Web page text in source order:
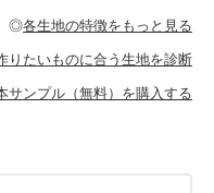
スなどの暮らしのアイテム
ムス
ーチ・ペンケースなどの布
◎各生地の特徴をもっと見る
りたいものに合う生地を診断
サンプル（無料）を購入する